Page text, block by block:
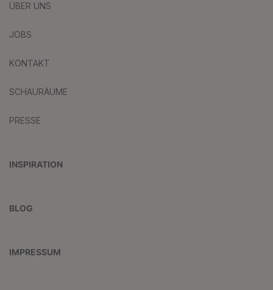
ÜBER UNS
JOBS
KONTAKT
SCHAURÄUME
PRESSE
INSPIRATION
BLOG
IMPRESSUM